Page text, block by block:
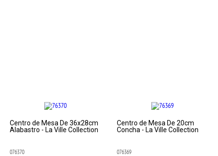
Centro de Mesa De 36x28cm
Alabastro - La Ville Collection
076370
Centro de Mesa De 20cm
Concha - La Ville Collection
076369